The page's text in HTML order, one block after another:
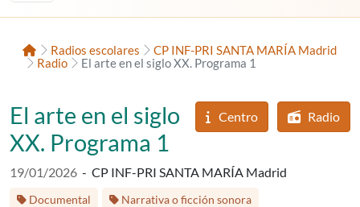
InicioRadios escolares
CP INF-PRI SANTA MARÍA Madrid
Radio
El arte en el siglo XX. Programa 1
Centro Radio
El arte en el siglo
XX. Programa 1
Fecha de publicación:
19/01/2026 - CP INF-PRI SANTA MARÍA Madrid
Etiquetas:
Documental Narrativa o ficción sonora